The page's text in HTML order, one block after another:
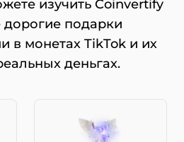
изучить Coinvertify
дорогие подарки
в монетах TikTok и их
деньгах.